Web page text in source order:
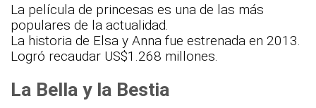
La película de princesas es una de las más
populares de la actualidad.
La historia de Elsa y Anna fue estrenada en 2013.
Logró recaudar US$1.268 millones.
La Bella y la Bestia